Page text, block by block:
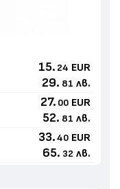
15. 24 EUR
29. 81 лв.
27. 00 EUR
52. 81 лв.
33. 40 EUR
65. 32 лв.